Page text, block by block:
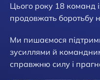
Цього року 18 команд
продовжать боротьбу
Ми пишаємося
зусиллями й
справжню силу і